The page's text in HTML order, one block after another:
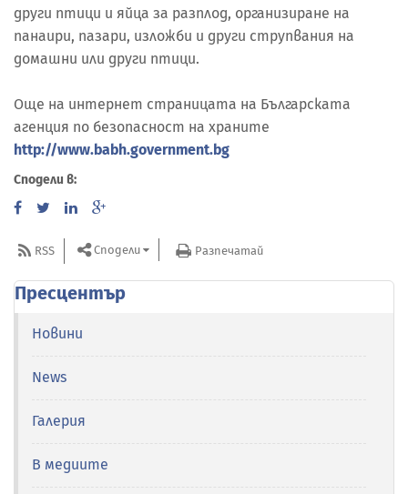
други птици и яйца за разплод, организиране на
панаири, пазари, изложби и други струпвания на
домашни или други птици.
Още на интернет страницата на Българската
агенция по безопасност на храните
http://www.babh.government.bg
Сподели в:
RSS Сподели Разпечатай
Пресцентър
Новини
News
Галерия
В медиите